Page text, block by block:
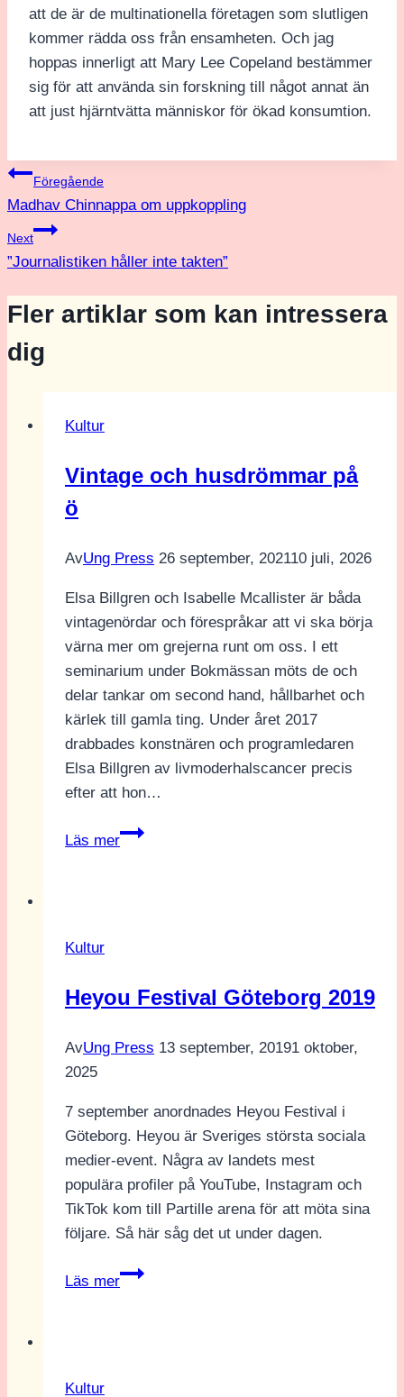
att de är de multinationella företagen som slutligen
kommer rädda oss från ensamheten. Och jag
hoppas innerligt att Mary Lee Copeland bestämmer
sig för att använda sin forskning till något annat än
att just hjärntvätta människor för ökad konsumtion.
Inläggsnavigering
Föregående
Madhav Chinnappa om uppkoppling
Next
”Journalistiken håller inte takten”
Fler artiklar som kan intressera
dig
Kultur
Vintage och husdrömmar på
ö
AvUng Press 26 september, 202110 juli, 2026
Elsa Billgren och Isabelle Mcallister är båda
vintagenördar och förespråkar att vi ska börja
värna mer om grejerna runt om oss. I ett
seminarium under Bokmässan möts de och
delar tankar om second hand, hållbarhet och
kärlek till gamla ting. Under året 2017
drabbades konstnären och programledaren
Elsa Billgren av livmoderhalscancer precis
efter att hon…
Läs mer
Vintage
Kultur
Heyou Festival Göteborg 2019
AvUng Press 13 september, 20191 oktober,
2025
7 september anordnades Heyou Festival i
Göteborg. Heyou är Sveriges största sociala
medier-event. Några av landets mest
populära profiler på YouTube, Instagram och
TikTok kom till Partille arena för att möta sina
följare. Så här såg det ut under dagen.
Läs mer
Heyou
Kultur